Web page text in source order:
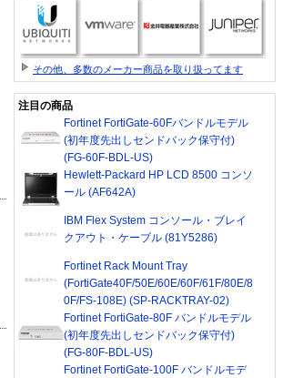
その他、多数のメーカー商品を取り扱ってます
注目の商品
Fortinet FortiGate-60Fバンドルモデル
(初年度先出しセンドバック保守付)
(FG-60F-BDL-US)
Hewlett-Packard HP LCD 8500 コンソ
ール (AF642A)
IBM Flex System コンソール・ブレイ
クアウト・ケーブル (81Y5286)
Fortinet Rack Mount Tray
(FortiGate40F/50E/60E/60F/61F/80E/8
0F/FS-108E) (SP-RACKTRAY-02)
Fortinet FortiGate-80F バンドルモデル
(初年度先出しセンドバック保守付)
(FG-80F-BDL-US)
Fortinet FortiGate-100F バンドルモデ